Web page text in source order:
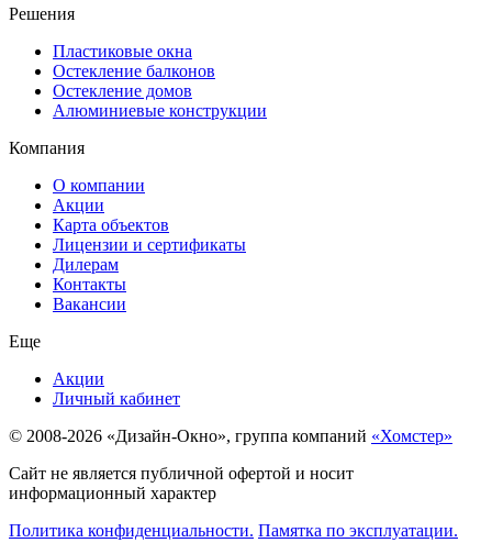
Решения
Пластиковые окна
Остекление балконов
Остекление домов
Алюминиевые конструкции
Компания
О компании
Акции
Карта объектов
Лицензии и сертификаты
Дилерам
Контакты
Вакансии
Еще
Акции
Личный кабинет
© 2008-2026 «Дизайн-Окно», группа компаний «Хомстер»
Сайт не является публичной офертой и носит
информационный характер
Политика конфиденциальности. Памятка по эксплуатации.